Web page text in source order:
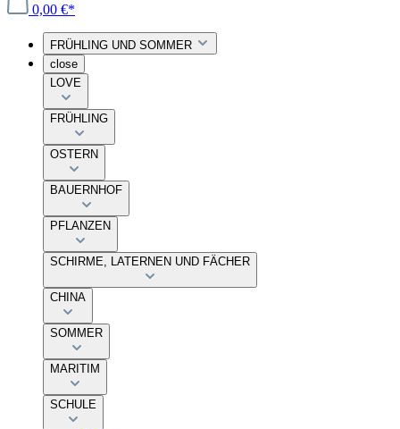
0,00 €*
FRÜHLING UND SOMMER
close
LOVE
FRÜHLING
OSTERN
BAUERNHOF
PFLANZEN
SCHIRME, LATERNEN UND FÄCHER
CHINA
SOMMER
MARITIM
SCHULE